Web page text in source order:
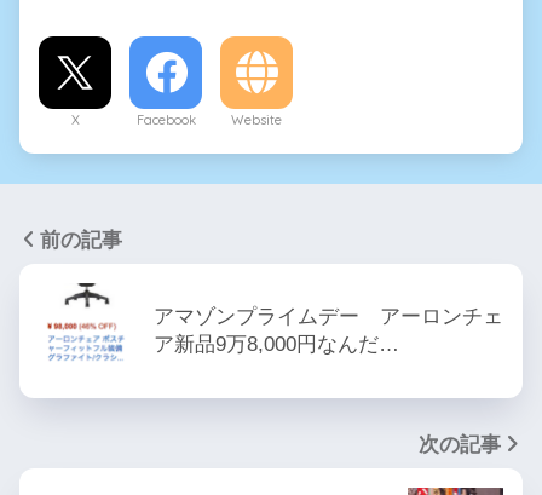
X Facebook Website
前の記事
アマゾンプライムデー アーロンチェ
ア新品9万8,000円なんだ…
次の記事